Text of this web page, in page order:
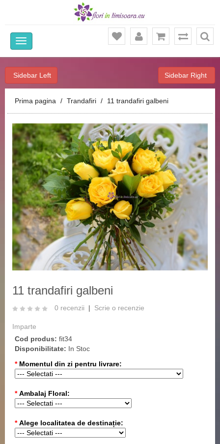
Sidebar Left Sidebar Right
Prima pagina Trandafiri 11 trandafiri galbeni
‹
11 trandafiri galbeni
0 recenzii | Scrie o recenzie
Imparte
Cod produs: fit34
Disponibilitate: In Stoc
* Momentul din zi pentru livrare:
* Ambalaj Floral:
* Alege localitatea de destinație: